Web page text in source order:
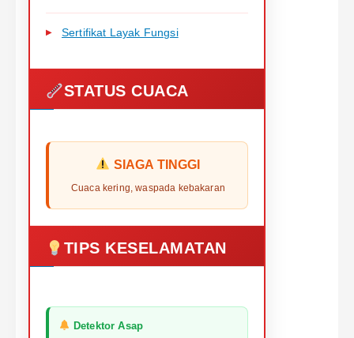
Sertifikat Layak Fungsi
STATUS CUACA
SIAGA TINGGI
Cuaca kering, waspada kebakaran
TIPS KESELAMATAN
Detektor Asap